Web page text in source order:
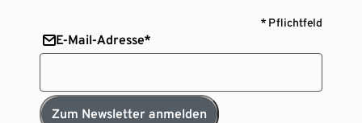
* Pflichtfeld
E-Mail-Adresse*
Zum Newsletter anmelden